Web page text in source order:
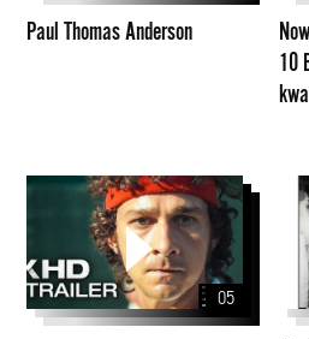
Paul Thomas Anderson
Hot
100
(II
10
05